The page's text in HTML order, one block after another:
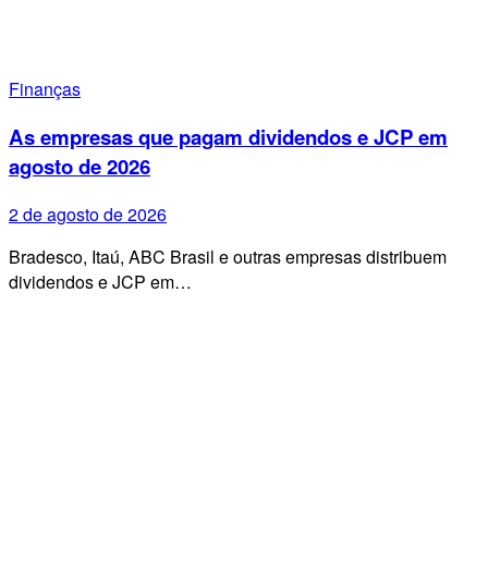
Finanças
As empresas que pagam dividendos e JCP em
agosto de 2026
2 de agosto de 2026
Bradesco, Itaú, ABC Brasil e outras empresas distribuem
dividendos e JCP em…